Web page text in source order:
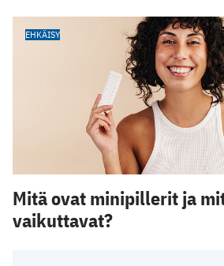
EHKÄISY
Mitä ovat minipillerit ja
vaikuttavat?